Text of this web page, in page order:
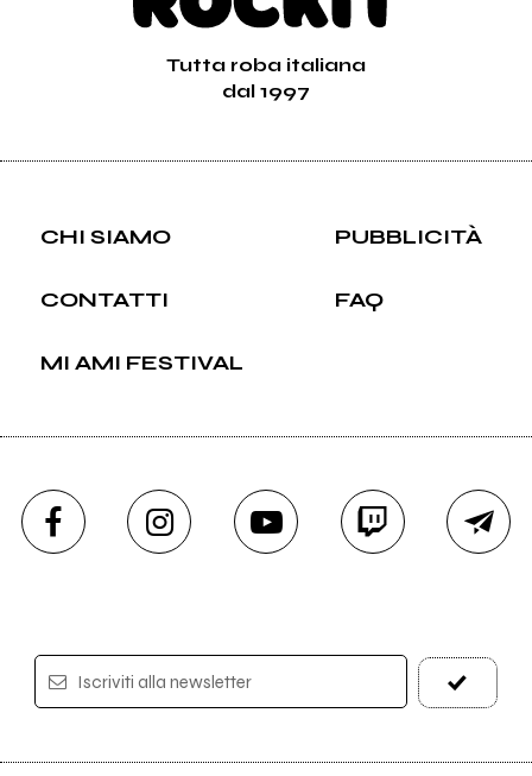
Tutta roba italiana
dal 1997
CHI SIAMO PUBBLICITÀ
CONTATTI FAQ
MI AMI FESTIVAL
Iscriviti alla newsletter